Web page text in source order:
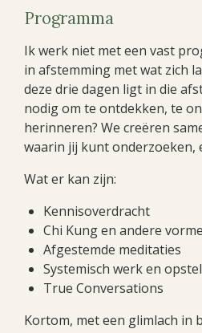
Programma
Ik werk niet met een vast
in afstemming met wat zich
deze drie dagen ligt in die
nodig om te ontdekken, te
herinneren? We creëren
waarin jij kunt onderzoeken,
Wat er kan zijn:
Kennisoverdracht
Chi Kung en andere
Afgestemde meditaties
Systemisch werk en
True Conversations
Kortom, met een glimlach in